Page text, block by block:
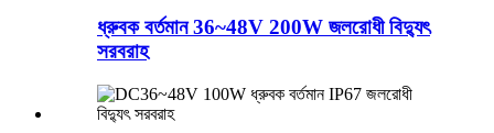
ধ্রুবক বর্তমান 36~48V 200W জলরোধী বিদ্যুৎ
সরবরাহ